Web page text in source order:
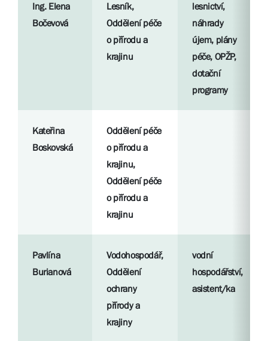
Ing. Elena
Bočevová
Lesník,
Oddělení péče
o přírodu a
krajinu
lesnictví,
náhrady
újem, plány
péče, OPŽP,
dotační
programy
Kateřina
Boskovská
Oddělení péče
o přírodu a
krajinu,
Oddělení péče
o přírodu a
krajinu
Pavlína
Burianová
Vodohospodář,
Oddělení
ochrany
přírody a
krajiny
vodní
hospodářství,
asistent/ka